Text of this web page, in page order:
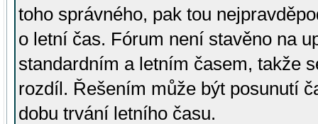
toho správného, pak tou
o letní čas. Fórum není stavěno na
standardním a letním časem, takže
rozdíl. Řešením může být posunutí
dobu trvání letního času.